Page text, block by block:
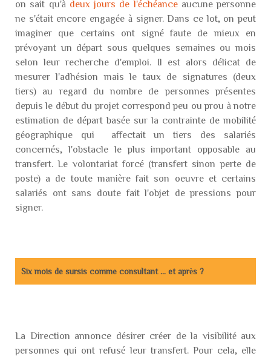
on sait qu'à deux jours de l'échéanceaucune personne
ne s'était encore engagée à signer. Dans ce lot, on peut
imaginer que certains ont signé faute de mieux en
prévoyant un départ sous quelques semaines ou mois
selon leur recherche d'emploi. Il est alors délicat de
mesurer l'adhésion mais le taux de signatures (deux
tiers) au regard du nombre de personnes présentes
depuis le début du projet correspond peu ou prou à notre
estimation de départ basée sur la contrainte de mobilité
géographique qui affectait un tiers des salariés
concernés, l'obstacle le plus important opposable au
transfert. Le volontariat forcé (transfert sinon perte de
poste) a de toute manière fait son oeuvre et certains
salariés ont sans doute fait l'objet de pressions pour
signer.
Six mois de sursis comme consultant ... et après ?
La Direction annonce désirer créer de la visibilité aux
personnes qui ont refusé leur transfert. Pour cela, elle